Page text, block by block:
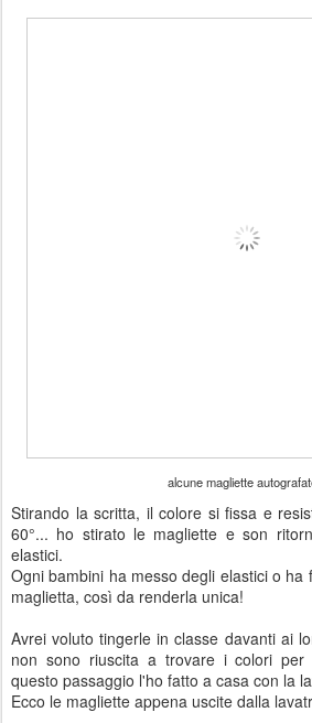
alcune magliette
Stirando la scritta, il colore si fissa e
60°... ho stirato le magliette e son
elastici.
Ogni bambini ha messo degli elastici o
maglietta, così da renderla unica!
Avrei voluto tingerle in classe davanti ai
non sono riuscita a trovare i colori
questo passaggio l'ho fatto a casa con la
Ecco le magliette appena uscite dalla